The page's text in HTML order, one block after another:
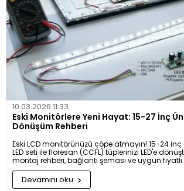
10.03.2026 11:33
Eski Monitörlere Yeni Hayat: 15-27 İnç
Dönüşüm Rehberi
Eski LCD monitörünüzü çöpe atmayın! 15-24
LED seti ile floresan (CCFL) tüplerinizi LED'e
montaj rehberi, bağlantı şeması ve uygun
önerileriyle monitörünüzü ilk günkü parlaklığına
Devamını oku